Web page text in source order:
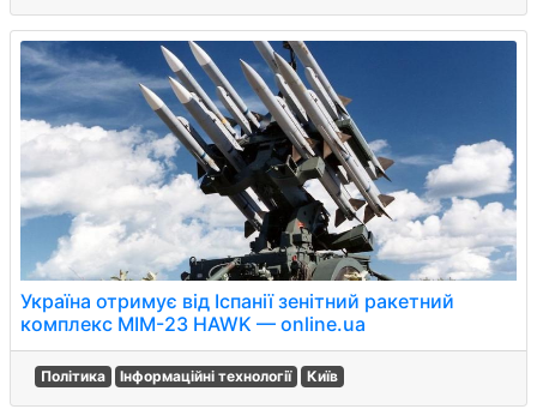
Україна отримує від Іспанії зенітний ракетний
комплекс MIM-23 HAWK — online.ua
Політика Інформаційні технології Київ